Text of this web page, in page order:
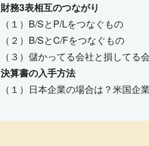
財務3表相互のつながり
（１）B/SとP/Lをつなぐもの
（２）B/SとC/Fをつなぐもの
（３）儲かってる会社と損してる
決算書の入手方法
（１）日本企業の場合は？米国企